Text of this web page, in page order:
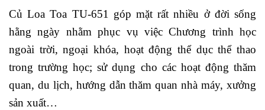
Củ Loa Toa TU-651 góp mặt rất nhiều ở đời sống
hằng ngày nhằm phục vụ việc Chương trình học
ngoài trời, ngoại khóa, hoạt động thể dục thể thao
trong trường học; sử dụng cho các hoạt động thăm
quan, du lịch, hướng dẫn thăm quan nhà máy, xưởng
sản xuất…